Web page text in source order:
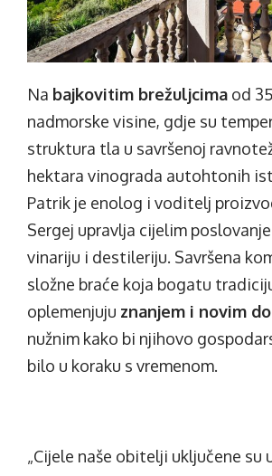
Na bajkovitim brežuljcima od
nadmorske visine, gdje su
struktura tla u savršenoj
hektara vinograda autohtonih
Patrik je enolog i voditelj
Sergej upravlja cijelim
vinariju i destileriju. Savršena
složne braće koja bogatu
oplemenjuju znanjem i novim
nužnim kako bi njihovo
bilo u koraku s vremenom.
„Cijele naše obitelji uključene su